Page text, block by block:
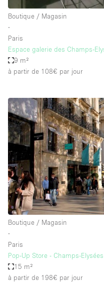
Boutique / Magasin
∙
Paris
Espace galerie des Champs-
9 m²
à partir de 108€ par jour
Boutique / Magasin
∙
Paris
Pop-Up Store - Champs-Elysées
15 m²
à partir de 198€ par jour